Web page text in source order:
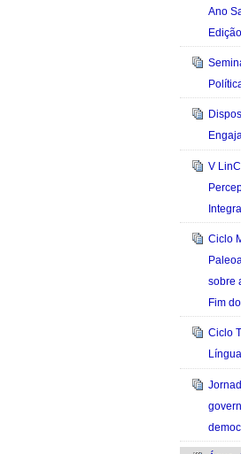
Ano
V
Ciclo
sobre
Fim
Ciclo